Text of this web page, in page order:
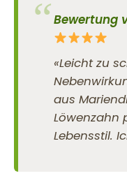
Bewertung
«Leicht zu
aus
Löwenzahn
Lebensstil.